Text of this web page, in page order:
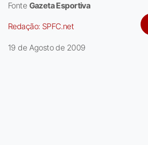
Fonte Gazeta Esportiva
Redação: SPFC.net
19 de Agosto de 2009